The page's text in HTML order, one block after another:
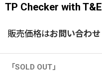
TP Checker with
販売価格はお問い合わせ
「SOLD OUT」